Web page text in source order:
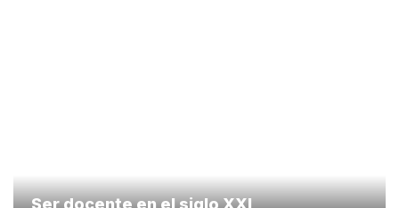
Ser docente en el siglo XXI